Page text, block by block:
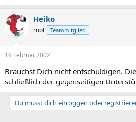
Heiko
root Teammitglied
19 Februar 2002
Brauchst Dich nicht entschuldigen.
schließlich der gegenseitigen
Du musst dich einloggen oder